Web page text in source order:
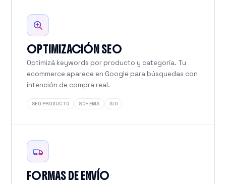
OPTIMIZACIÓN SEO
Optimizá keywords por producto y categoría. Tu
ecommerce aparece en Google para búsquedas con
intención de compra real.
SEO PRODUCTO SCHEMA AIO
FORMAS DE ENVÍO